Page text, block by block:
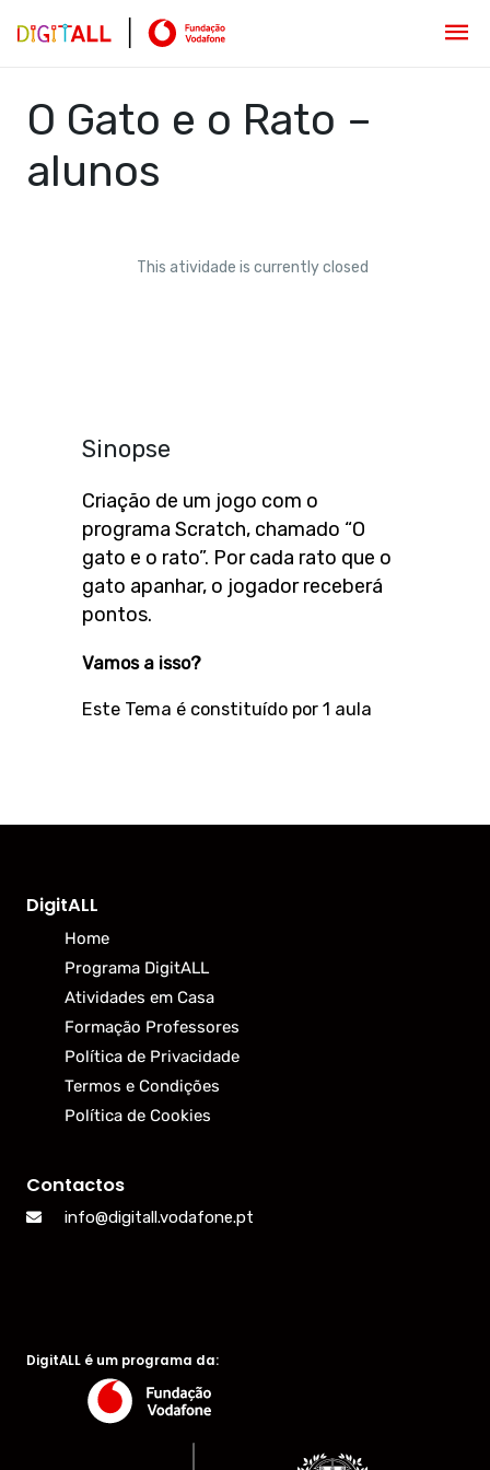
O Gato e o Rato –
alunos
This atividade is currently closed
Sinopse
Criação de um jogo com o
programa Scratch, chamado “O
gato e o rato”. Por cada rato que o
gato apanhar, o jogador receberá
pontos.
Vamos a isso?
Este Tema é constituído por 1 aula
DigitALL
Home
Programa DigitALL
Atividades em Casa
Formação Professores
Política de Privacidade
Termos e Condições
Política de Cookies
Contactos
info@digitall.vodafone.pt
DigitALL é um programa da: